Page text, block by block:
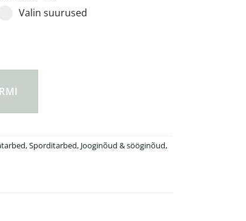
Valin suurused
,Sporditarbed, Jooginõud & sööginõud,